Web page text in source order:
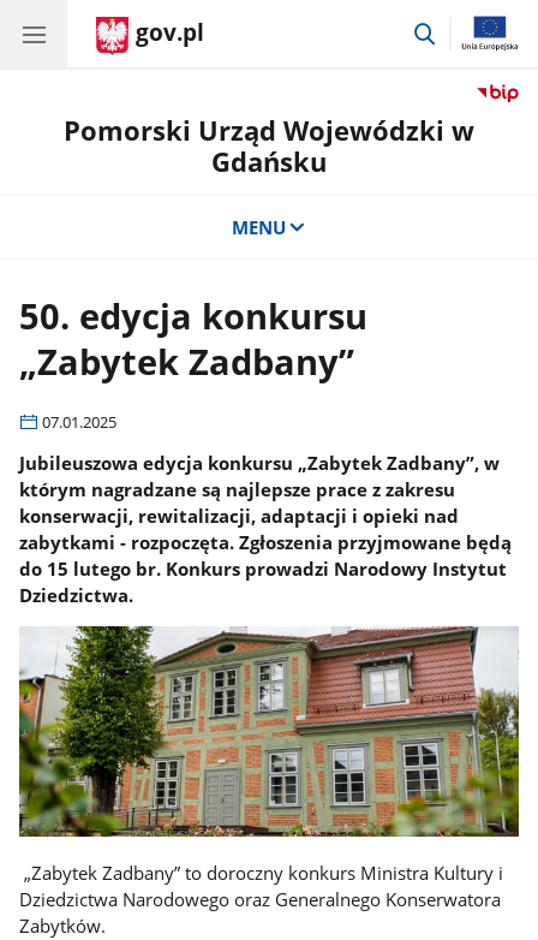
gov.pl
przejdź
Pomorski Urząd Wojewódzki w
Gdańsku
MENU
50. edycja konkursu
„Zabytek Zadbany”
07.01.2025
Jubileuszowa edycja konkursu „Zabytek Zadbany”, w
którym nagradzane są najlepsze prace z zakresu
konserwacji, rewitalizacji, adaptacji i opieki nad
zabytkami - rozpoczęta. Zgłoszenia przyjmowane będą
do 15 lutego br. Konkurs prowadzi Narodowy Instytut
Dziedzictwa.
„Zabytek Zadbany” to doroczny konkurs Ministra Kultury i
Dziedzictwa Narodowego oraz Generalnego Konserwatora
Zabytków.